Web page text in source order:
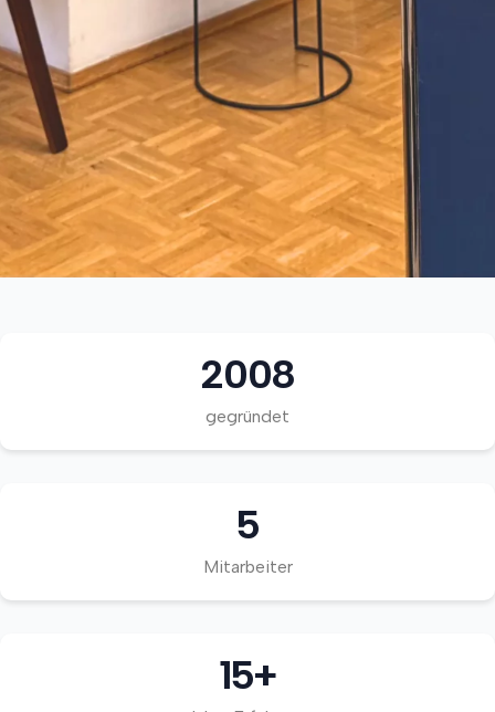
gegründet
2008
Mitarbeiter
5
15+